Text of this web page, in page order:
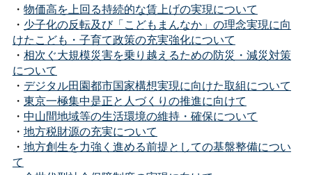
・ 物価高を上回る持続的な賃上げの実現について
・ 少子化の反転及び「こどもまんなか」の理念実現に向
けたこども・子育て政策の充実強化について
・ 相次ぐ大規模災害を乗り越えるための防災・減災対策
について
・ デジタル田園都市国家構想実現に向けた取組について
・ 東京一極集中是正と人づくりの推進に向けて
・ 中山間地域等の生活環境の維持・確保について
・ 地方税財源の充実について
・ 地方創生を力強く進める前提としての基盤整備につい
て